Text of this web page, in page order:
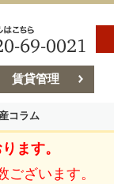
賃貸管理
コラム
ムます。
ざいます。